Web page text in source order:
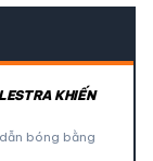
KHIẾN
bóng bằng